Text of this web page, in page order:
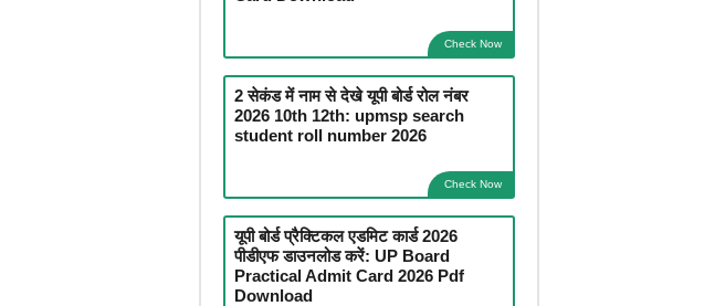
Check Now
2 सेकंड में नाम से देखे यूपी बोर्ड रोल नंबर
2026 10th 12th: upmsp search
student roll number 2026
Check Now
यूपी बोर्ड प्रैक्टिकल एडमिट कार्ड 2026
पीडीएफ डाउनलोड करें: UP Board
Practical Admit Card 2026 Pdf
Download